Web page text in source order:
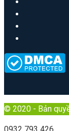
© 2020 - Bản